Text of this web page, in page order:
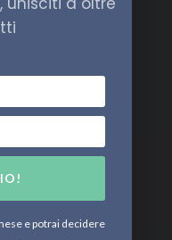
della
e potrai decidere